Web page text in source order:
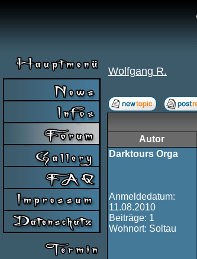
Wolfgang R.
Autor
Darktours Orga
Anmeldedatum:
11.08.2010
Beiträge: 1
Wohnort: Soltau